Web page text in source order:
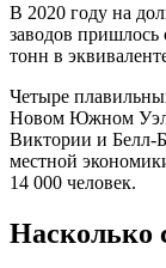
В 2020 году на
заводов
тонн в
Четыре
Новом Южном
Виктории и Белл-
местной
14 000 человек.
Насколько